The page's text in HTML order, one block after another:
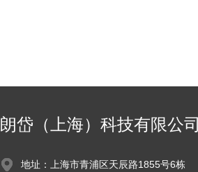
朗岱（上海）科技有限公司
地址：上海市青浦区天辰路1855号6栋